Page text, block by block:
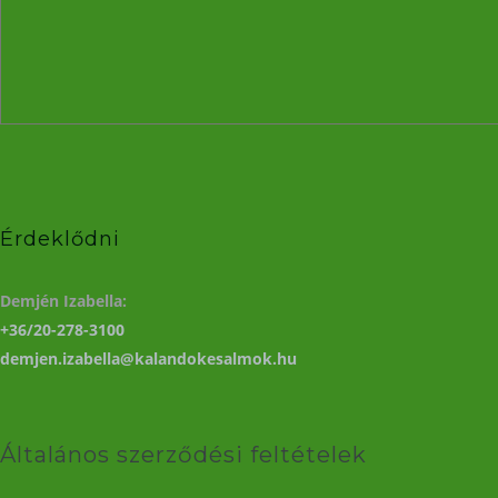
Érdeklődni
Demjén Izabella:
+36/20-278-3100
demjen.izabella@kalandokesalmok.hu
Általános szerződési feltételek